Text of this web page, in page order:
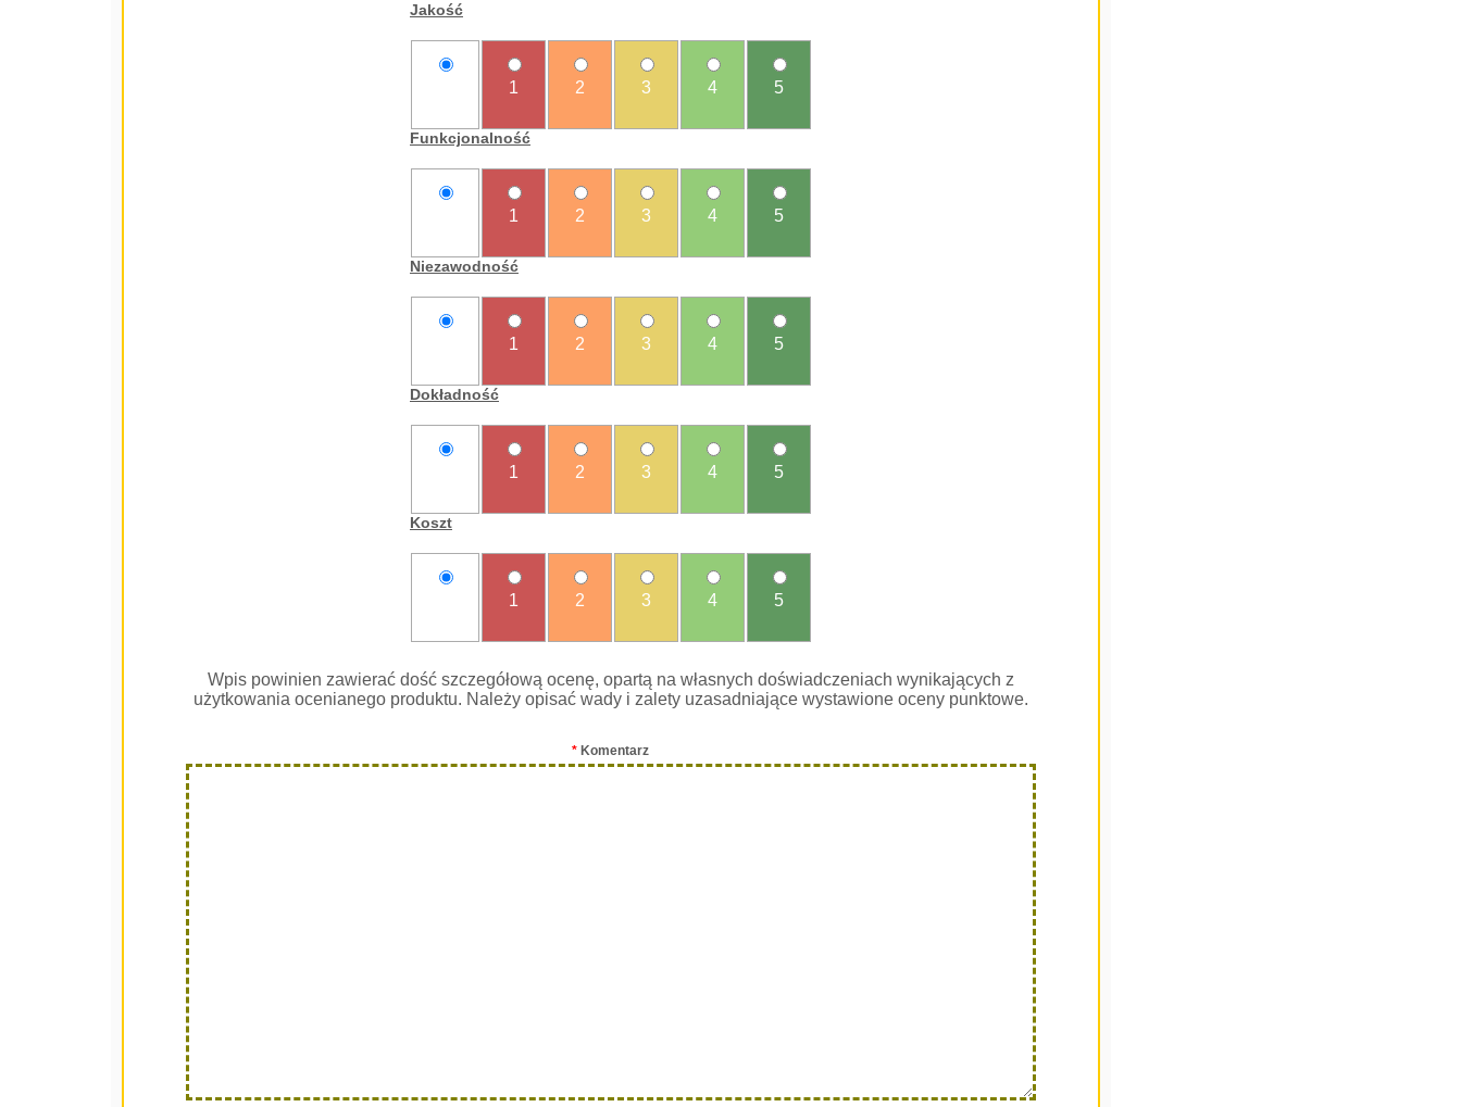
Jakość
1 2 3 4 5
Funkcjonalność
1 2 3 4 5
Niezawodność
1 2 3 4 5
Dokładność
1 2 3 4 5
Koszt
1 2 3 4 5
Wpis powinien zawierać dość szczegółową ocenę, opartą na własnych doświadczeniach wynikających z
użytkowania ocenianego produktu. Należy opisać wady i zalety uzasadniające wystawione oceny punktowe.
* Komentarz